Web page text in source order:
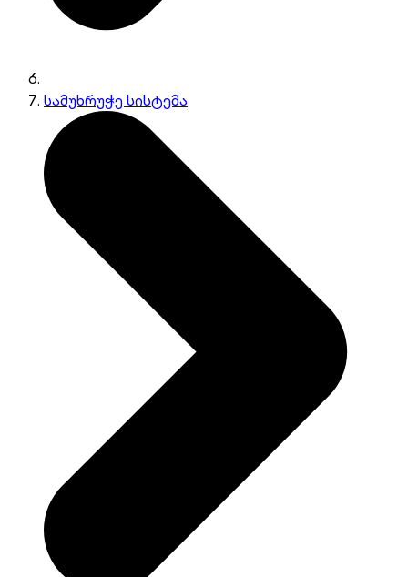
სამუხრუჭე სისტემა